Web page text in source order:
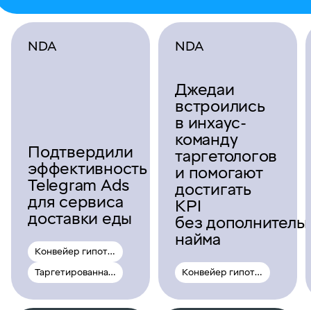
NDA
Подтвердили
эффективность
Telegram Ads
для сервиса
доставки еды
Конвейер гипотез
Таргетированная реклама
NDA
Джедаи
встроились
в инхаус-
команду
таргетологов
и помогают
достигать
KPI
без
найма
Конвейер гипотез